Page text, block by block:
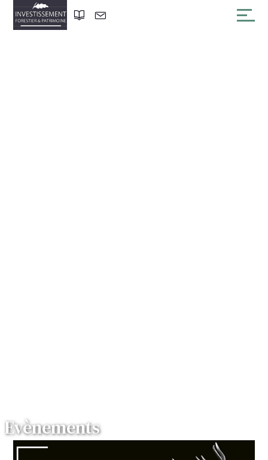
Evènements